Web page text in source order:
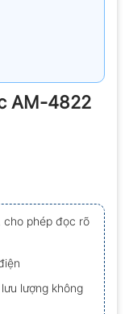
AM-4822
cho phép đọc rõ
lượng không